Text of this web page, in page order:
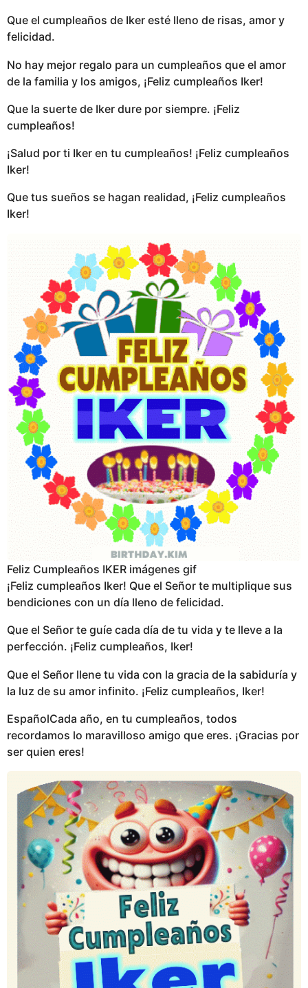
Que el cumpleaños de Iker esté lleno de risas, amor y
felicidad.
No hay mejor regalo para un cumpleaños que el amor
de la familia y los amigos, ¡Feliz cumpleaños Iker!
Que la suerte de Iker dure por siempre. ¡Feliz
cumpleaños!
¡Salud por ti Iker en tu cumpleaños! ¡Feliz cumpleaños
Iker!
Que tus sueños se hagan realidad, ¡Feliz cumpleaños
Iker!
Feliz Cumpleaños IKER imágenes gif
¡Feliz cumpleaños Iker! Que el Señor te multiplique sus
bendiciones con un día lleno de felicidad.
Que el Señor te guíe cada día de tu vida y te lleve a la
perfección. ¡Feliz cumpleaños, Iker!
Que el Señor llene tu vida con la gracia de la sabiduría y
la luz de su amor infinito. ¡Feliz cumpleaños, Iker!
EspañolCada año, en tu cumpleaños, todos
recordamos lo maravilloso amigo que eres. ¡Gracias por
ser quien eres!